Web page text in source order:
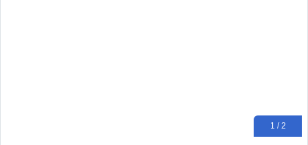
1 / 2